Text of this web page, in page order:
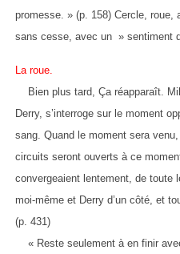
promesse. » (p. 158) Cercle, roue,
sans cesse, avec un » sentiment
La roue.
Bien plus tard, Ça réapparaît.
Derry, s’interroge sur le moment
sang. Quand le moment sera
circuits seront ouverts à ce
convergeaient lentement, de toute
moi-même et Derry d’un côté, et
(p. 431)
« Reste seulement à en finir